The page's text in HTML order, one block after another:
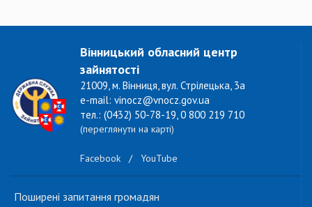
Вінницький обласний центр
зайнятості
21009, м. Вінниця, вул. Стрілецька, 3а
e-mail: vinocz@vnocz.gov.ua
тел.: (0432) 50-78-19, 0 800 219 710
(переглянути на карті)
Facebook / YouTube
Поширені запитання громадян